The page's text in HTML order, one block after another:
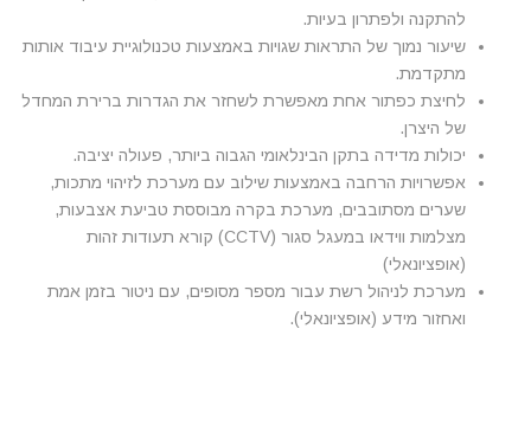
להתקנה ולפתרון בעיות.
שיעור נמוך של התראות שגויות באמצעות טכנולוגיית עיבוד אותות
מתקדמת.
לחיצת כפתור אחת מאפשרת לשחזר את הגדרות ברירת המחדל
של היצרן.
יכולות מדידה בתקן הבינלאומי הגבוה ביותר, פעולה יציבה.
אפשרויות הרחבה באמצעות שילוב עם מערכת לזיהוי מתכות,
שערים מסתובבים, מערכת בקרה מבוססת טביעת אצבעות,
מצלמות ווידאו במעגל סגור (CCTV) קורא תעודות זהות
(אופציונאלי)
מערכת לניהול רשת עבור מספר מסופים, עם ניטור בזמן אמת
ואחזור מידע (אופציונאלי).